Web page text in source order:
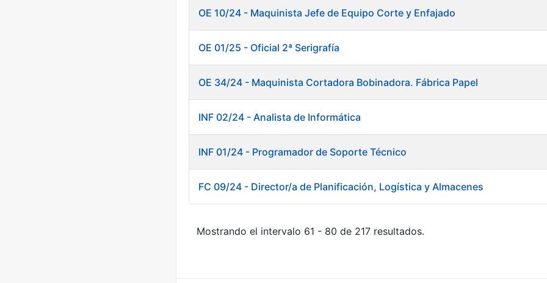
OE 10/24 - Maquinista Jefe de Equipo Corte y Enfajado
OE 01/25 - Oficial 2ª Serigrafía
OE 34/24 - Maquinista Cortadora Bobinadora. Fábrica Papel
INF 02/24 - Analista de Informática
INF 01/24 - Programador de Soporte Técnico
FC 09/24 - Director/a de Planificación, Logística y Almacenes
Mostrando el intervalo 61 - 80 de 217 resultados.